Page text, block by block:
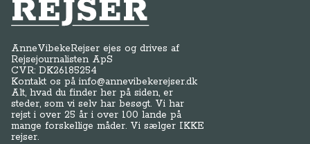
Anne-Vibeke Rejser
AnneVibekeRejser ejes og drives af
Rejsejournalisten ApS
CVR: DK26185254
Kontakt os påinfo@annevibekerejser.dk
Alt, hvad du finder her på siden, er
steder, som vi selv har besøgt. Vi har
rejst i over 25 år i over 100 lande på
mange forskellige måder. Vi sælger IKKE
rejser.